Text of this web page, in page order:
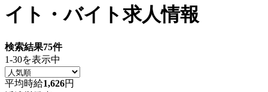
イト・バイト求人情報
検索結果75件
1-30を表示中
平均時給1,626円